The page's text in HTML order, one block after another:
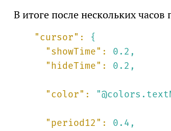
В итоге после нескольких
"cursor":
{
"showTime":
0.2 ,
"hideTime":
0.2 ,
"color":
"period12": 0.4 ,